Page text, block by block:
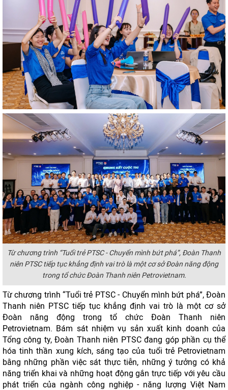
Từ chương trình “Tuổi trẻ PTSC - Chuyển mình bứt phá”, Đoàn Thanh
niên PTSC tiếp tục khẳng định vai trò là một cơ sở Đoàn năng động
trong tổ chức Đoàn Thanh niên Petrovietnam.
Từ chương trình “Tuổi trẻ PTSC - Chuyển mình bứt phá”, Đoàn
Thanh niên PTSC tiếp tục khẳng định vai trò là một cơ sở
Đoàn năng động trong tổ chức Đoàn Thanh niên
Petrovietnam. Bám sát nhiệm vụ sản xuất kinh doanh của
Tổng công ty, Đoàn Thanh niên PTSC đang góp phần cụ thể
hóa tinh thần xung kích, sáng tạo của tuổi trẻ Petrovietnam
bằng những phần việc sát thực tiễn, những ý tưởng có khả
năng triển khai và những hoạt động gắn trực tiếp với yêu cầu
phát triển của ngành công nghiệp - năng lượng Việt Nam